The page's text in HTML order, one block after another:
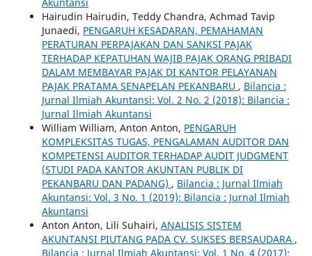
Hairudin Hairudin, Teddy Chandra, Achmad Tavip
Junaedi, PENGARUH KESADARAN, PEMAHAMAN
PERATURAN PERPAJAKAN DAN SANKSI PAJAK
TERHADAP KEPATUHAN WAJIB PAJAK ORANG PRIBADI
DALAM MEMBAYAR PAJAK DI KANTOR PELAYANAN
PAJAK PRATAMA SENAPELAN PEKANBARU , Bilancia :
Jurnal Ilmiah Akuntansi: Vol. 2 No. 2 (2018): Bilancia :
Jurnal Ilmiah Akuntansi
William William, Anton Anton, PENGARUH
KOMPLEKSITAS TUGAS, PENGALAMAN AUDITOR DAN
KOMPETENSI AUDITOR TERHADAP AUDIT JUDGMENT
(STUDI PADA KANTOR AKUNTAN PUBLIK DI
PEKANBARU DAN PADANG) , Bilancia : Jurnal Ilmiah
Akuntansi: Vol. 3 No. 1 (2019): Bilancia : Jurnal Ilmiah
Akuntansi
Anton Anton, Lili Suhairi, ANALISIS SISTEM
AKUNTANSI PIUTANG PADA CV. SUKSES BERSAUDARA ,
Bilancia : Jurnal Ilmiah Akuntansi: Vol. 1 No. 4 (2017):